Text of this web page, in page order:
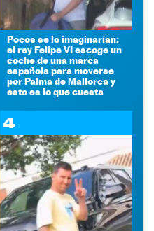
Pocos se lo imaginarían:
el rey Felipe VI escoge un
coche de una marca
española para moverse
por Palma de Mallorca y
esto es lo que cuesta
4